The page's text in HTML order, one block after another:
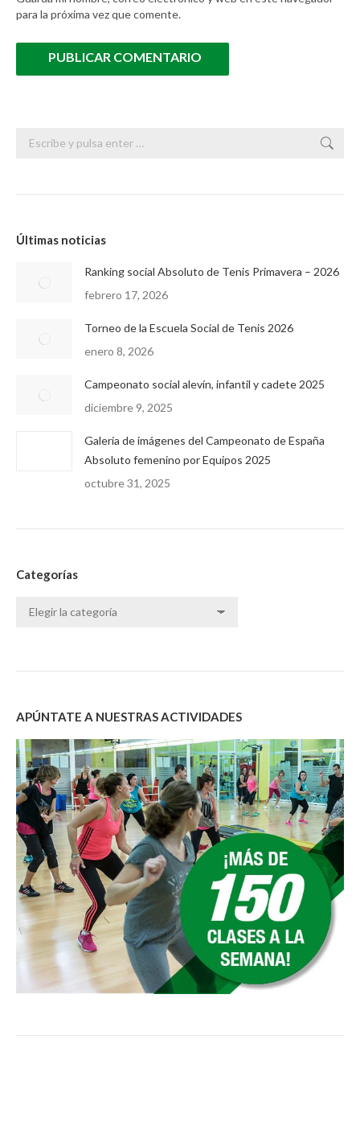
para la próxima vez que comente.
PUBLICAR COMENTARIO
Buscar:
Últimas noticias
Ranking social Absoluto de Tenis Primavera – 2026
febrero 17, 2026
Torneo de la Escuela Social de Tenis 2026
enero 8, 2026
Campeonato social alevín, infantil y cadete 2025
diciembre 9, 2025
Galería de imágenes del Campeonato de España
Absoluto femenino por Equipos 2025
octubre 31, 2025
Categorías
Categorías
APÚNTATE A NUESTRAS ACTIVIDADES